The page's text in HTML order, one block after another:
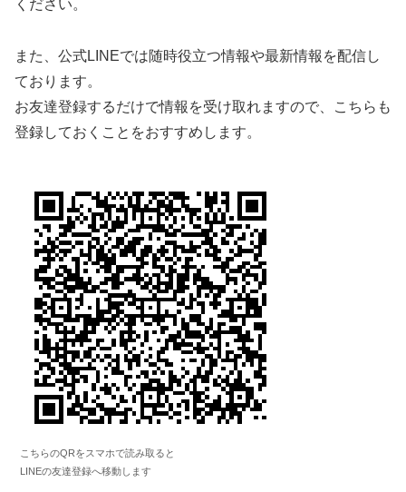
ください。
また、公式LINEでは随時役立つ情報や最新情報を配信し
ております。
お友達登録するだけで情報を受け取れますので、こちらも
登録しておくことをおすすめします。
こちらのQRをスマホで読み取ると
LINEの友達登録へ移動します